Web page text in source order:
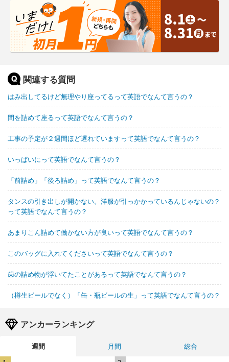
関連する質問
はみ出してるけど無理やり座ってるって英語でなんて言うの？
間を詰めて座るって英語でなんて言うの？
工事の予定が２週間ほど遅れていますって英語でなんて言うの？
いっぱいにって英語でなんて言うの？
「前詰め」「後ろ詰め」って英語でなんて言うの？
タンスの引き出しが開かない。洋服が引っかかっているんじゃないの？
って英語でなんて言うの？
あまりこん詰めて働かない方が良いって英語でなんて言うの？
このバッグに入れてくださいって英語でなんて言うの？
歯の詰め物が浮いてたことがあるって英語でなんて言うの？
（樽生ビールでなく）「缶・瓶ビールの生」って英語でなんて言うの？
アンカーランキング
週間 月間
総合